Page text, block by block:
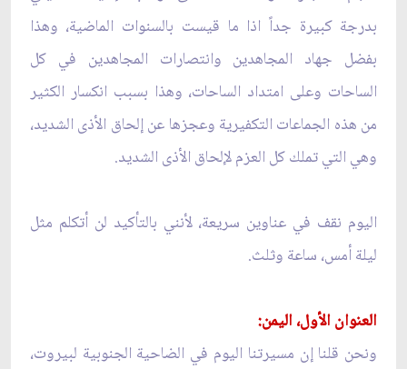
بدرجة كبيرة جداً اذا ما قيست بالسنوات الماضية، وهذا
بفضل جهاد المجاهدين وانتصارات المجاهدين في كل
الساحات وعلى امتداد الساحات، وهذا بسبب انكسار الكثير
من هذه الجماعات التكفيرية وعجزها عن إلحاق الأذى الشديد،
وهي التي تملك كل العزم لإلحاق الأذى الشديد.
اليوم نقف في عناوين سريعة، لأنني بالتأكيد لن أتكلم مثل
ليلة أمس، ساعة وثلث.
العنوان الأول، اليمن:
ونحن قلنا إن مسيرتنا اليوم في الضاحية الجنوبية لبيروت،